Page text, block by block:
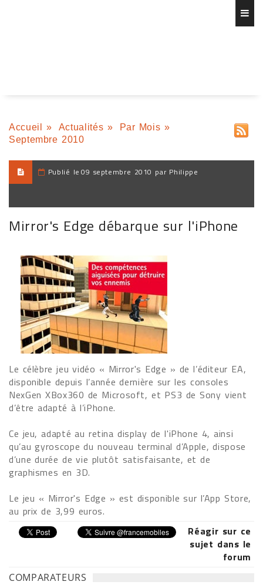
Accueil » Actualités » Par Mois »
Septembre 2010
Publié le 09 septembre 2010 par Philippe
Mirror's Edge débarque sur l'iPhone
Le célèbre jeu vidéo « Mirror's Edge » de l’éditeur EA,
disponible depuis l’année dernière sur les consoles
NexGen XBox360 de Microsoft, et PS3 de Sony vient
d’être adapté à l’iPhone.
Ce jeu, adapté au retina display de l'iPhone 4, ainsi
qu’au gyroscope du nouveau terminal d’Apple, dispose
d’une durée de vie plutôt satisfaisante, et de
graphismes en 3D.
Le jeu « Mirror's Edge » est disponible sur l’App Store,
au prix de 3,99 euros.
Réagir sur ce
sujet dans le
forum
COMPARATEURS